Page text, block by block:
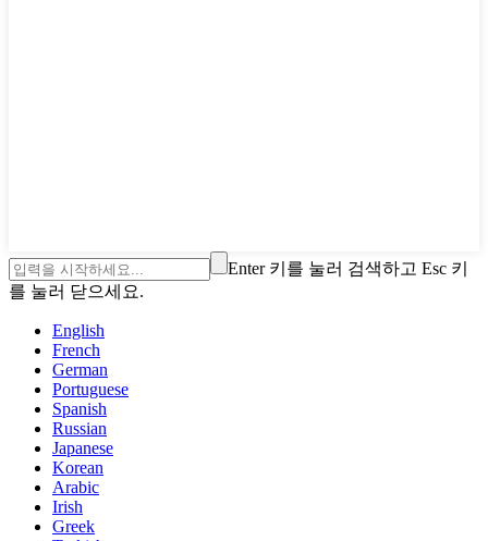
Enter 키를 눌러 검색하고 Esc 키
를 눌러 닫으세요.
English
French
German
Portuguese
Spanish
Russian
Japanese
Korean
Arabic
Irish
Greek